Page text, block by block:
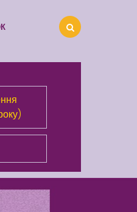
Розділи сайта
Публічна інформація
Бібліотека
Зворотний зв’язок